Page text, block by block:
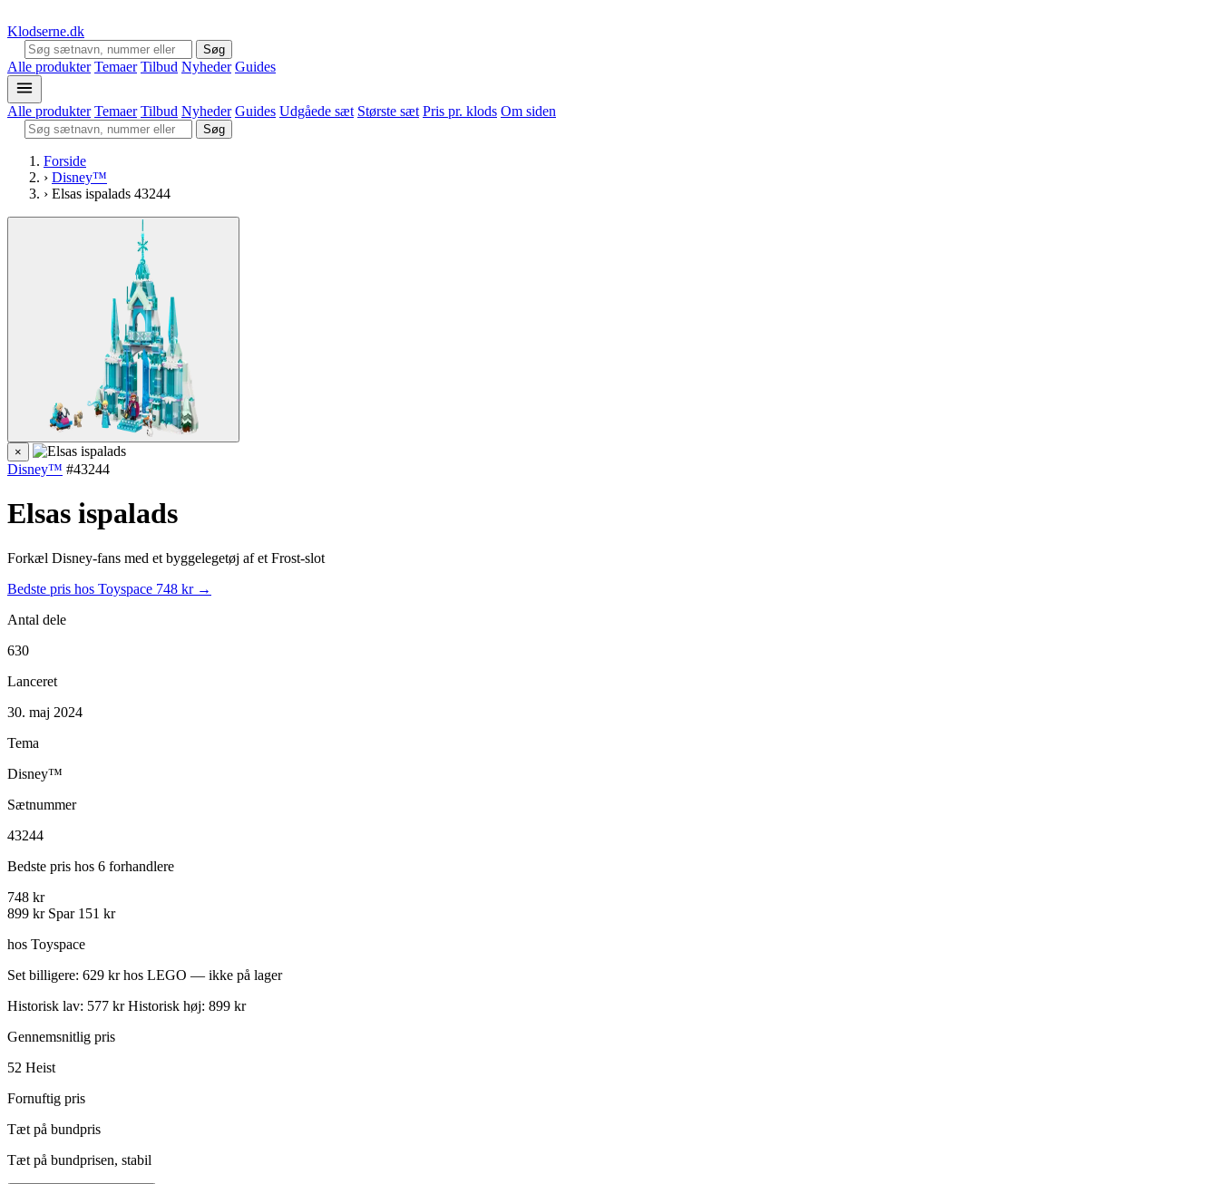
Klodserne.dk
Søg
Alle produkter Temaer Tilbud Nyheder Guides
Alle produkter Temaer Tilbud Nyheder Guides Udgåede sæt Største sæt Pris pr. klods Om siden
Søg
Forside
› Disney™
› Elsas ispalads 43244
×
Disney™ #43244
Elsas ispalads
Forkæl Disney-fans med et byggelegetøj af et Frost-slot
Bedste pris hos Toyspace 748 kr →
Antal dele
630
Lanceret
30. maj 2024
Tema
Disney™
Sætnummer
43244
Bedste pris hos 6 forhandlere
748 kr
899 kr Spar 151 kr
hos Toyspace
Set billigere: 629 kr hos LEGO — ikke på lager
Historisk lav: 577 kr Historisk høj: 899 kr
Gennemsnitlig pris
52 Heist
Fornuftig pris
Tæt på bundpris
Tæt på bundprisen, stabil